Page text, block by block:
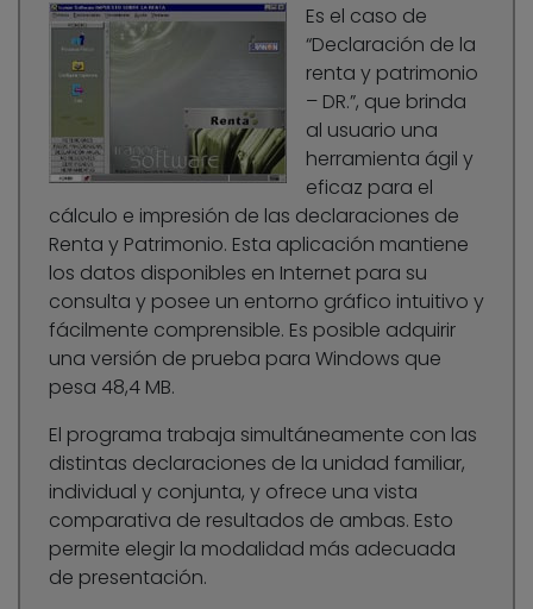
Es el caso de
“Declaración de la
renta y patrimonio
– DR.”, que brinda
al usuario una
herramienta ágil y
eficaz para el
cálculo e impresión de las declaraciones de
Renta y Patrimonio. Esta aplicación mantiene
los datos disponibles en Internet para su
consulta y posee un entorno gráfico intuitivo y
fácilmente comprensible. Es posible adquirir
una versión de prueba para Windows que
pesa 48,4 MB.
El programa trabaja simultáneamente con las
distintas declaraciones de la unidad familiar,
individual y conjunta, y ofrece una vista
comparativa de resultados de ambas. Esto
permite elegir la modalidad más adecuada
de presentación.